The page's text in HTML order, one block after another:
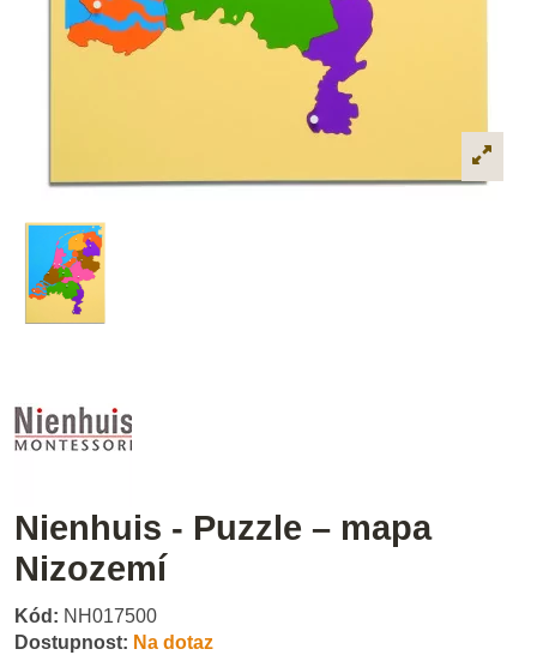
Nienhuis - Puzzle – mapa
Nizozemí
Kód: NH017500
Dostupnost: Na dotaz